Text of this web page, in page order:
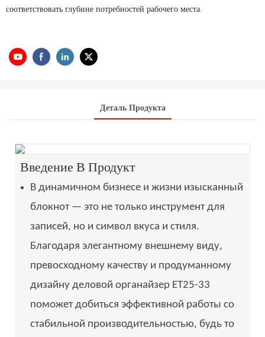
соответствовать глубине потребностей рабочего места.
Деталь Продукта
Введение В Продукт
В динамичном бизнесе и жизни изысканный
блокнот — это не только инструмент для
записей, но и символ вкуса и стиля.
Благодаря элегантному внешнему виду,
превосходному качеству и продуманному
дизайну деловой органайзер ET25-33
поможет добиться эффективной работы со
стабильной производительностью, будь то